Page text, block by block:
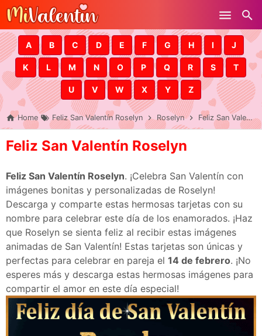
Skip to main content
A B C D E F G H I J
K L M N O P Q R S T
U V W X Y Z
Home Feliz San Valentín Roselyn Roselyn Feliz San Valentín Roselyn
Feliz San Valentín Roselyn
Feliz San Valentín Roselyn. ¡Celebra San Valentín con
imágenes bonitas y personalizadas de Roselyn!
Descarga y comparte estas hermosas tarjetas con su
nombre para celebrar este día de los enamorados. ¡Haz
que Roselyn se sienta feliz al recibir estas imágenes
animadas de San Valentín! Estas tarjetas son únicas y
perfectas para celebrar en pareja el 14 de febrero. ¡No
esperes más y descarga estas hermosas imágenes para
compartir el amor en este día especial!